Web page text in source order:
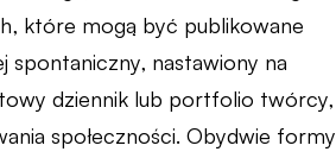
które mogą być publikowane
spontaniczny, nastawiony na
dziennik lub portfolio twórcy,
społeczności. Obydwie formy